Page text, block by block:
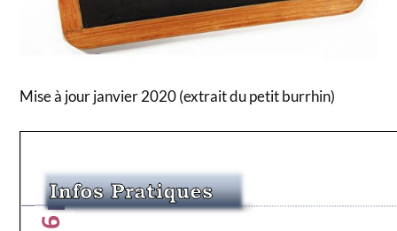
Mise à jour janvier 2020 (extrait du petit burrhin)